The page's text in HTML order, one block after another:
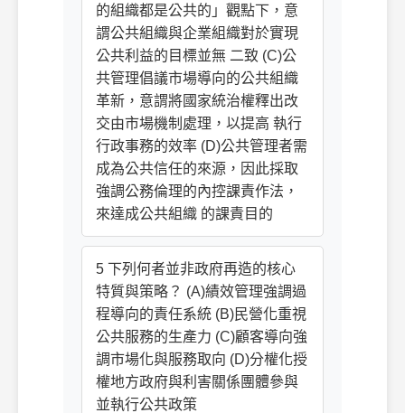
的組織都是公共的」觀點下，意
謂公共組織與企業組織對於實現
公共利益的目標並無 二致 (C)公
共管理倡議市場導向的公共組織
革新，意謂將國家統治權釋出改
交由市場機制處理，以提高 執行
行政事務的效率 (D)公共管理者需
成為公共信任的來源，因此採取
強調公務倫理的內控課責作法，
來達成公共組織 的課責目的
5 下列何者並非政府再造的核心
特質與策略？ (A)績效管理強調過
程導向的責任系統 (B)民營化重視
公共服務的生產力 (C)顧客導向強
調市場化與服務取向 (D)分權化授
權地方政府與利害關係團體參與
並執行公共政策